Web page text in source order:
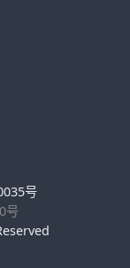
号
号